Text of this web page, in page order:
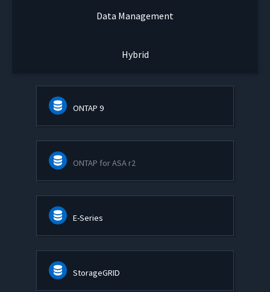
Data Management
Hybrid
ONTAP 9
ONTAP for ASA r2
E-Series
StorageGRID